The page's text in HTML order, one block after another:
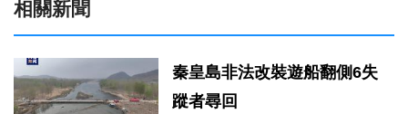
相關新聞
秦皇島非法改裝遊船翻側6失
蹤者尋回